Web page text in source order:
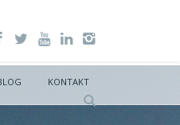
KONTAKT